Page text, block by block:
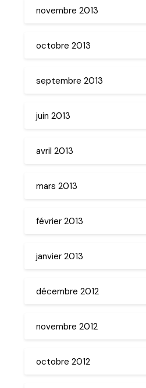
novembre 2013
octobre 2013
septembre 2013
juin 2013
avril 2013
mars 2013
février 2013
janvier 2013
décembre 2012
novembre 2012
octobre 2012